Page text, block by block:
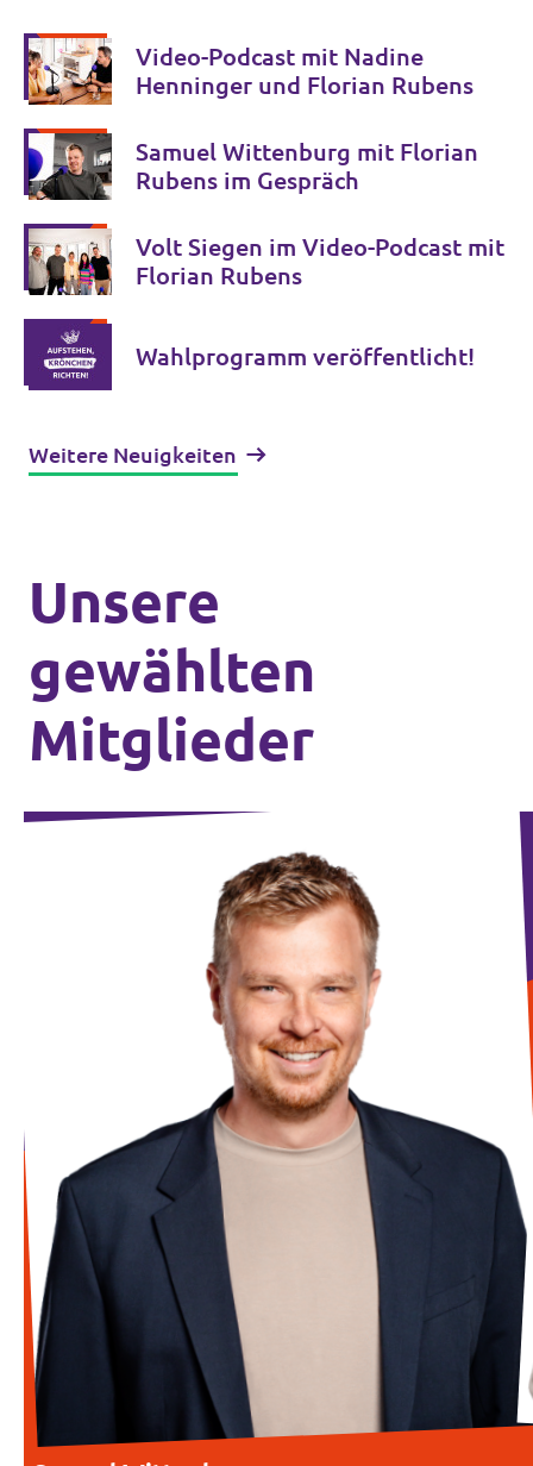
Video-Podcast mit Nadine
Henninger und Florian Rubens
Samuel Wittenburg mit Florian
Rubens im Gespräch
Volt Siegen im Video-Podcast mit
Florian Rubens
Wahlprogramm veröffentlicht!
Weitere Neuigkeiten
Unsere
gewählten
Mitglieder